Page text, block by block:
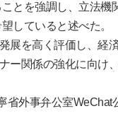
とを強調し、立法機
していると述べた。
展を高く評価し、経
ー関係の強化に向け
省外事弁公室WeChat